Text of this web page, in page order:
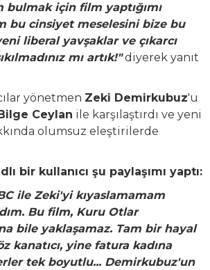
bulmak için film yaptığımı
bu cinsiyet meselesini bize bu
liberal yavşaklar ve çıkarcı
mı artık!"diyerek yanıt
yönetmen Zeki Demirkubuz'u
Ceylan ile karşılaştırdı ve yeni
olumsuz eleştirilerde
bir kullanıcı şu paylaşımı yaptı:
ile Zeki'yi kıyaslamamam
Bu film, Kuru Otlar
bile yaklaşamaz. Tam bir hayal
kanatıcı, yine fatura kadına
tek boyutlu... Demirkubuz'un